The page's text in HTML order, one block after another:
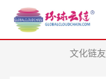
文化链友